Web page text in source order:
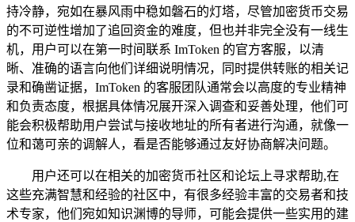
持冷静，宛如在暴风雨中稳如磐石的灯塔，尽管加密货币交易
的不可逆性增加了追回资金的难度，但也并非完全没有一线生
机，用户可以在第一时间联系 ImToken 的官方客服，以清
晰、准确的语言向他们详细说明情况，同时提供转账的相关记
录和确凿证据，ImToken 的客服团队通常会以高度的专业精神
和负责态度，根据具体情况展开深入调查和妥善处理，他们可
能会积极帮助用户尝试与接收地址的所有者进行沟通，就像一
位和蔼可亲的调解人，看是否能够通过友好协商解决问题。
用户还可以在相关的加密货币社区和论坛上寻求帮助,在
这些充满智慧和经验的社区中，有很多经验丰富的交易者和技
术专家，他们宛如知识渊博的导师，可能会提供一些实用的建